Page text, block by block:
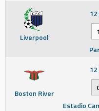
Liverpool
1
Boston River
Estadio